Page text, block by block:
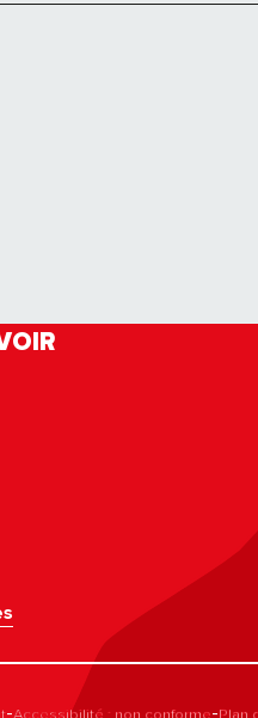
-Accessibilité : non conforme-Plan